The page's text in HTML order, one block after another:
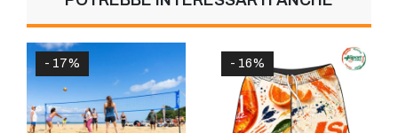
- 17% - 16%